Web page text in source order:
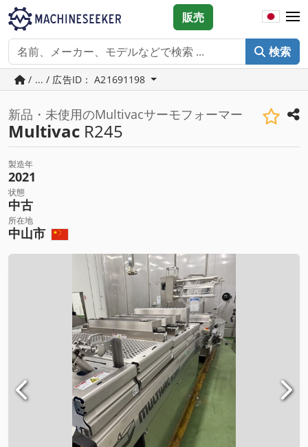
検索
販売
/ ... / 広告ID： A21691198
新品・未使用のMultivacサーモフォーマー
Multivac R245
製造年
2021
状態
中古
所在地
中山市